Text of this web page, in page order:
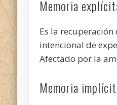
Memoria
Es la recuperación
intencional de
Afectado por la
Memoria